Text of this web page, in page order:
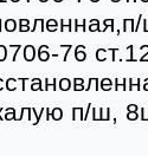
76
п/ш,